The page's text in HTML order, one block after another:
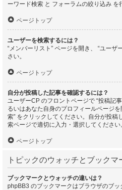
ーワード検索 と フォーラムの絞り込み を
ページトップ
ユーザーを検索するには？
“メンバーリスト” ページを開き、 “ユーザ
さい。
ページトップ
自分が投稿した記事を確認するには？
ユーザーCP のフロントページで “投稿記
るいはあなた自身のプロフィールページ
索” をクリックしてください。自分が投稿
索ページで適切に入力・選択してください
ページトップ
トピックのウォッチとブックマ
ブックマークとウォッチの違いは？
phpBB3 のブックマークはブラウザのブ